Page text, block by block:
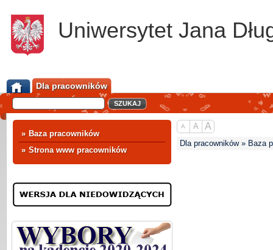
Uniwersytet Jana
Dla pracowników
» Baza pracowników
» Strona www pracowników
A A A
Dla pracowników » Baza